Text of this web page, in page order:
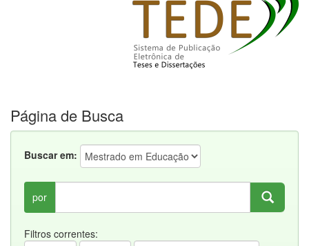
Página de Busca
Buscar em:
por
Filtros correntes: